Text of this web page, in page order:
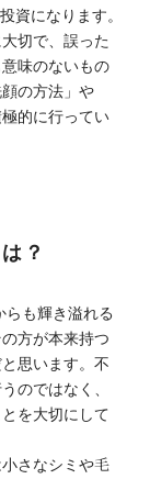
資になります。
切で、誤った
味のないもの
の方法」や
的に行ってい
？
らも輝き溢れる
方が本来持つ
思います。不
のではなく、
を大切にして
さなシミや毛